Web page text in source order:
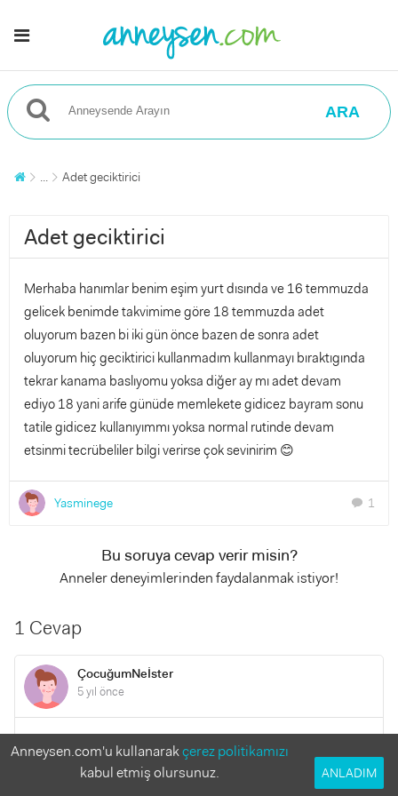
ARA
... Adet geciktirici
Adet geciktirici
Merhaba hanımlar benim eşim yurt dısında ve 16 temmuzda
gelicek benimde takvimime göre 18 temmuzda adet
oluyorum bazen bi iki gün önce bazen de sonra adet
oluyorum hiç geciktirici kullanmadım kullanmayı bıraktıgında
tekrar kanama baslıyomu yoksa diğer ay mı adet devam
ediyo 18 yani arife günüde memlekete gidicez bayram sonu
tatile gidicez kullanıyımmı yoksa normal rutinde devam
etsinmi tecrübeliler bilgi verirse çok sevinirim 😊
Yasminege chat 1
Bu soruya cevap verir misin?
Anneler deneyimlerinden faydalanmak istiyor!
1 Cevap
ÇocuğumNeİster
5 yıl önce
Merhaba. Beklenen adet döneminden 2 gün önce
kullanılmaya başlıyorsunuz. Bu ilaçların bazısı günde 2 tane,
bazısı günde 3 tane alınıyor. Kullanmayı bıraktığınız zaman
Anneysen.com'u kullanarakçerez politikamızı
kabul etmiş olursunuz.
ANLADIM